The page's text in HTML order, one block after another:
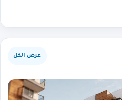
عرض الكل